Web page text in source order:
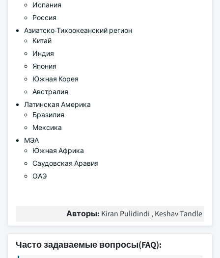
Испания
Россия
Азиатско-Тихоокеанский регион
Китай
Индия
Япония
Южная Корея
Австралия
Латинская Америка
Бразилия
Мексика
МЭА
Южная Африка
Саудовская Аравия
ОАЭ
Авторы: Kiran Pulidindi , Keshav Tandle
Часто задаваемые вопросы(FAQ):